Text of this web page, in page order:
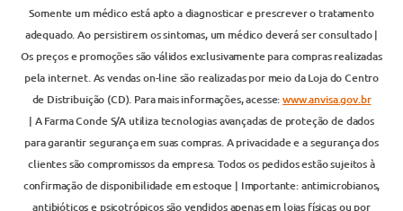
Somente um médico está apto a diagnosticar e prescrever o tratamento
adequado. Ao persistirem os sintomas, um médico deverá ser consultado |
Os preços e promoções são válidos exclusivamente para compras realizadas
pela internet. As vendas on-line são realizadas por meio da Loja do Centro
de Distribuição (CD). Para mais informações, acesse:www.anvisa.gov.br
| A Farma Conde S/A utiliza tecnologias avançadas de proteção de dados
para garantir segurança em suas compras. A privacidade e a segurança dos
clientes são compromissos da empresa. Todos os pedidos estão sujeitos à
confirmação de disponibilidade em estoque | Importante: antimicrobianos,
antibióticos e psicotrópicos são vendidos apenas em lojas físicas ou por